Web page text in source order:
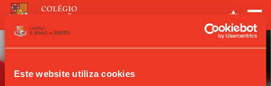
Este website utiliza cookies